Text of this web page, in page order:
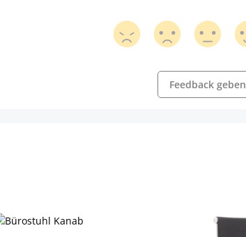
Feedback geben